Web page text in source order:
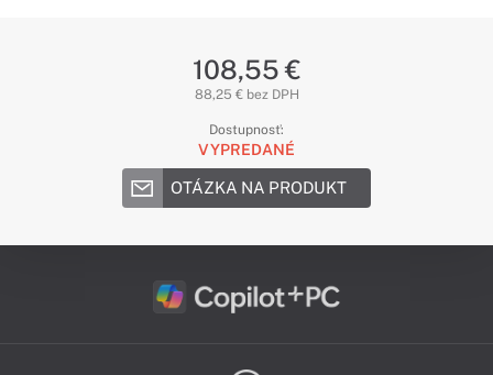
108,55 €
88,25 € bez DPH
Dostupnosť:
VYPREDANÉ
OTÁZKA NA PRODUKT